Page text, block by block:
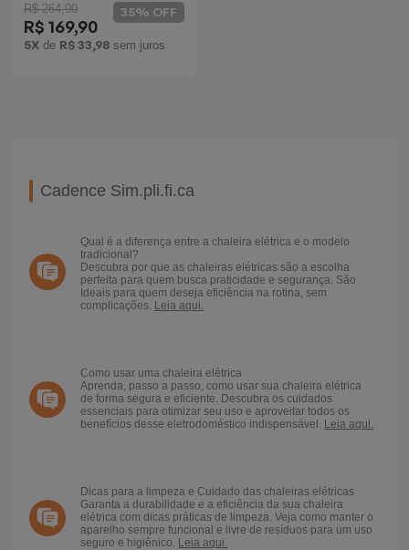
R$ 264,90
R$ 169,90
5X de R$ 33,98 sem juros
35% OFF
Cadence Sim.pli.fi.ca
Qual é a diferença entre a chaleira elétrica e o modelo
tradicional?
Descubra por que as chaleiras elétricas são a escolha
perfeita para quem busca praticidade e segurança. São
Ideais para quem deseja eficiência na rotina, sem
complicações. Leia aqui.
Como usar uma chaleira elétrica
Aprenda, passo a passo, como usar sua chaleira elétrica
de forma segura e eficiente. Descubra os cuidados
essenciais para otimizar seu uso e aproveitar todos os
benefícios desse eletrodoméstico indispensável. Leia aqui.
Dicas para a limpeza e Cuidado das chaleiras elétricas
Garanta a durabilidade e a eficiência da sua chaleira
elétrica com dicas práticas de limpeza. Veja como manter o
aparelho sempre funcional e livre de resíduos para um uso
seguro e higiênico. Leia aqui.